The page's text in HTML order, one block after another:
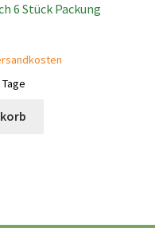
6 Stück Packung
Tage